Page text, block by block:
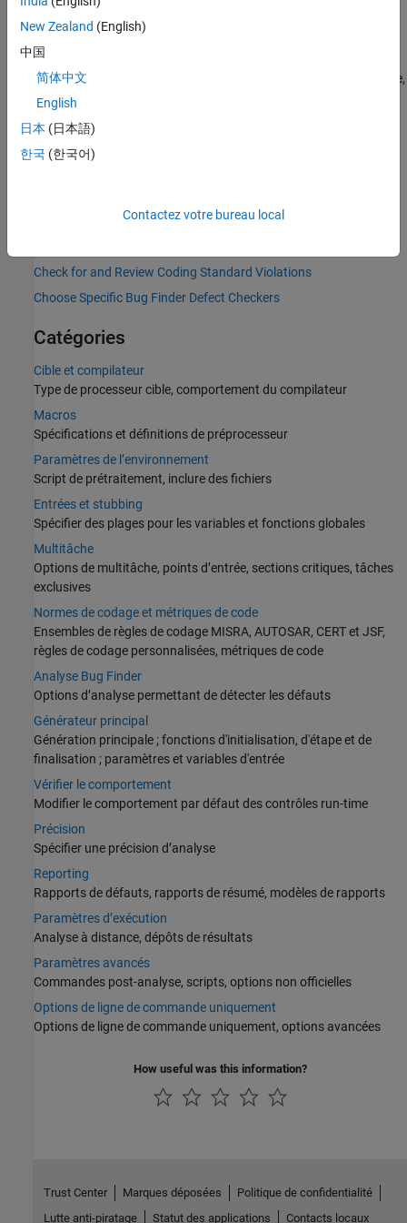
ConsultezOptions Files for Polyspace Analysis
Pour plus d'informations sur les paramètres spécifiques à l'IDE
disponibles avec les plugins ou extensions Polyspace as You Code,
consultez
Workflows courants
Specify Polyspace Analysis Options
Check for and Review Coding Standard Violations
Choose Specific Bug Finder Defect Checkers
Catégories
Cible et compilateur
Type de processeur cible, comportement du compilateur
Macros
Spécifications et définitions de préprocesseur
Paramètres de l’environnement
Script de prétraitement, inclure des fichiers
Entrées et stubbing
Spécifier des plages pour les variables et fonctions globales
Multitâche
Options de multitâche, points d’entrée, sections critiques, tâches
exclusives
Normes de codage et métriques de code
Ensembles de règles de codage MISRA, AUTOSAR, CERT et JSF,
règles de codage personnalisées, métriques de code
Analyse Bug Finder
Options d’analyse permettant de détecter les défauts
Générateur principal
Génération principale ; fonctions d'initialisation, d'étape et de
finalisation ; paramètres et variables d'entrée
Vérifier le comportement
Modifier le comportement par défaut des contrôles run-time
Précision
Spécifier une précision d’analyse
Reporting
Rapports de défauts, rapports de résumé, modèles de rapports
Paramètres d’exécution
Analyse à distance, dépôts de résultats
Paramètres avancés
Commandes post-analyse, scripts, options non officielles
Options de ligne de commande uniquement
Options de ligne de commande uniquement, options avancées
How useful was this information?
New Zealand (English)
中国
简体中文
English
日本 (日本語)
한국 (한국어)
Contactez votre bureau local
Trust Center Marques déposées
Politique de confidentialité
Lutte anti-piratage
Statut des applications Contacts locaux